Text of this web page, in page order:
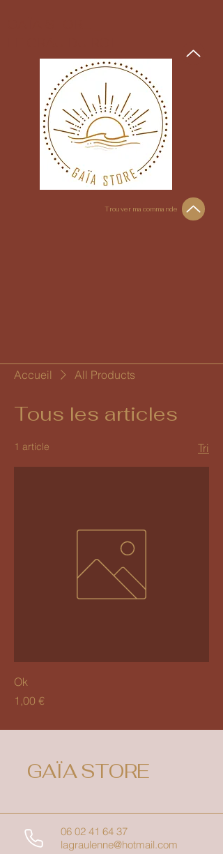
Trouver ma commande
Accueil All Products
Tous les articles
1 article Tri
Ok
Prix
1,00 €
GAÏA STORE
06 02 41 64 37
lagraulenne@hotmail.com